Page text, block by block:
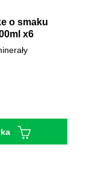
o smaku
x6